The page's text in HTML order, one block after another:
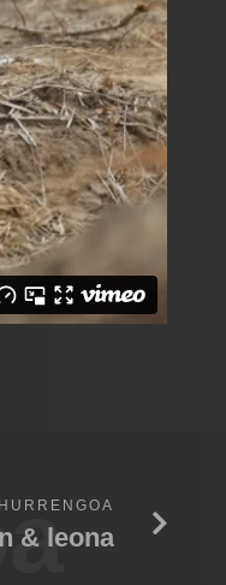
HURRENGOA
& leona